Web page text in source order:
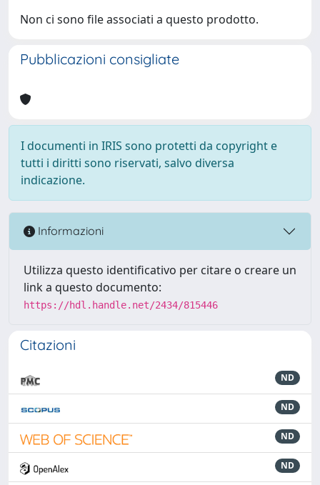
Non ci sono file associati a questo prodotto.
Pubblicazioni consigliate
I documenti in IRIS sono protetti da copyright e
tutti i diritti sono riservati, salvo diversa
indicazione.
Informazioni
Utilizza questo identificativo per citare o creare un
link a questo documento:
https://hdl.handle.net/2434/815446
Citazioni
ND
ND
ND
ND